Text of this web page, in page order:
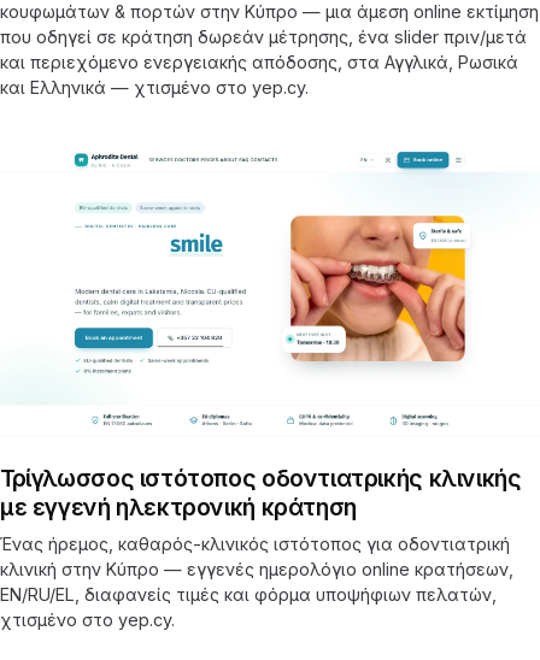
κουφωμάτων & πορτών στην Κύπρο — μια άμεση online εκτίμηση
που οδηγεί σε κράτηση δωρεάν μέτρησης, ένα slider πριν/μετά
και περιεχόμενο ενεργειακής απόδοσης, στα Αγγλικά, Ρωσικά
και Ελληνικά — χτισμένο στο yep.cy.
Τρίγλωσσος ιστότοπος οδοντιατρικής κλινικής
με εγγενή ηλεκτρονική κράτηση
Ένας ήρεμος, καθαρός-κλινικός ιστότοπος για οδοντιατρική
κλινική στην Κύπρο — εγγενές ημερολόγιο online κρατήσεων,
EN/RU/EL, διαφανείς τιμές και φόρμα υποψήφιων πελατών,
χτισμένο στο yep.cy.